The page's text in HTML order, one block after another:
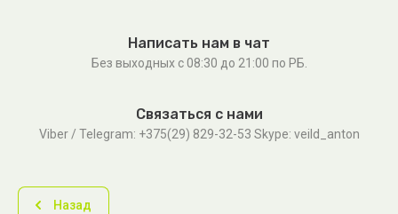
Написать нам в чат
Без выходных c 08:30 до 21:00 по РБ.
Связаться с нами
Viber / Telegram: +375(29) 829-32-53 Skype: veild_anton
Назад